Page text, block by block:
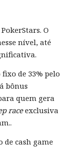
O
nível, até
de 33% pelo
bônus
quem gera
raceexclusiva
de cash game